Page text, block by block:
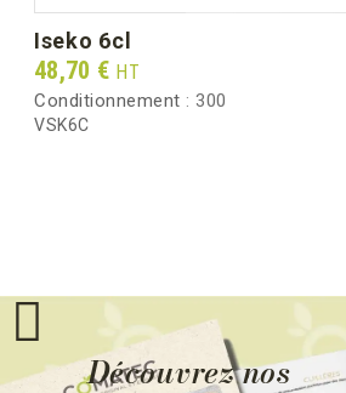
iseko 6cl
Prix
48,70 € HT
Conditionnement : 300
VSK6C
Découvrez nos